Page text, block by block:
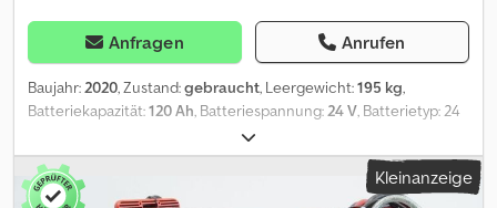
Anfragen Anrufen
Baujahr:2020, Zustand:gebraucht, Leergewicht:195 kg,
Batteriekapazität:120 Ah, Batteriespannung:24 V, Batterietyp: 24
Volt, 2 PzS 120 Ah, DIN B Batteriekassette, vertikaler
Batteriewechsel, Fahrzeugstecker: REMA 160A, gebrauchtes
Lithium-Energiesystem für industrielle Automatisierung, Typ Liflex
24V/120Ah, Li-Ionen-Batterie inklusive integriertem Ladegerät,
Kleinanzeige